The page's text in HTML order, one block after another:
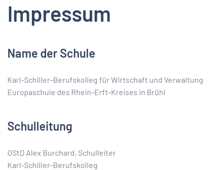
Impressum
Name der Schule
Karl-Schiller-Berufskolleg für Wirtschaft und Verwaltung
Europaschule des Rhein-Erft-Kreises in Brühl
Schulleitung
OStD Alex Burchard, Schulleiter
Karl-Schiller-Berufskolleg